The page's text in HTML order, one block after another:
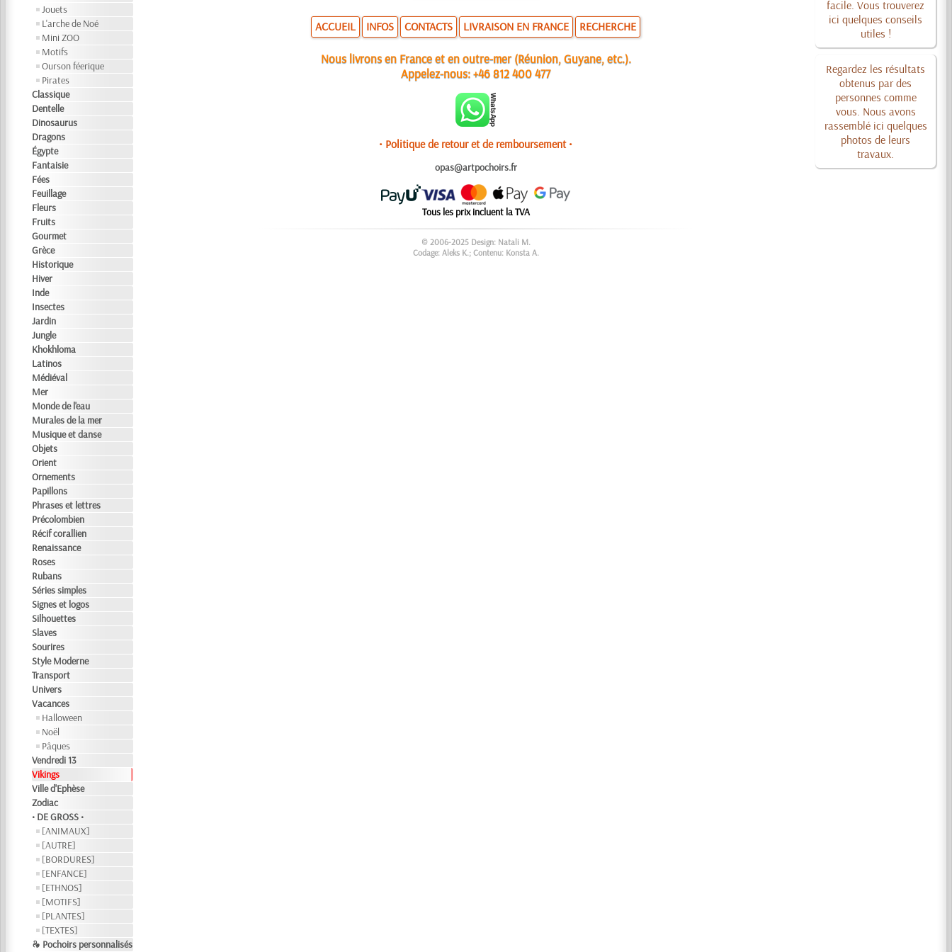
Jouets
L'arche de Noé
Mini ZOO
Motifs
Ourson féerique
Pirates
Classique
Dentelle
Dinosaurus
Dragons
Égypte
Fantaisie
Fées
Feuillage
Fleurs
Fruits
Gourmet
Grèce
Historique
Hiver
Inde
Insectes
Jardin
Jungle
Khokhloma
Latinos
Médiéval
Mer
Monde de l'eau
Murales de la mer
Musique et danse
Objets
Orient
Ornements
Papillons
Phrases et lettres
Précolombien
Récif corallien
Renaissance
Roses
Rubans
Séries simples
Signes et logos
Silhouettes
Slaves
Sourires
Style Moderne
Transport
Univers
Vacances
Halloween
Noël
Pâques
Vendredi 13
Vikings
Ville d'Ephèse
Zodiac
• DE GROSS •
[ANIMAUX]
[AUTRE]
[BORDURES]
[ENFANCE]
[ETHNOS]
[MOTIFS]
[PLANTES]
[TEXTES]
❧ Pochoirs personnalisés
facile. Vous trouverez
ici quelques conseils
utiles !
Regardez les résultats
obtenus par des
personnes comme
vous. Nous avons
rassemblé ici quelques
photos de leurs
travaux.
ACCUEIL INFOS CONTACTS LIVRAISON EN FRANCE RECHERCHE
Nous livrons en France et en outre-mer (Réunion, Guyane, etc.).
Appelez-nous:+46 812 400 477
• Politique de retour et de remboursement •
opas@artpochoirs.fr
Tous les prix incluent la TVA
© 2006-2025 Design: Natali M.
Codage: Aleks K.; Contenu: Konsta A.